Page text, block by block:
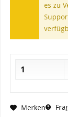
es zu
Merken